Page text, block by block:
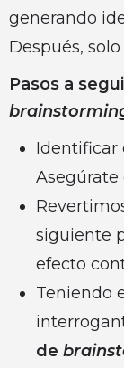
generando
Después,
Pasos a
Identificar
Asegúrate
siguiente
efecto
Teniendo
de